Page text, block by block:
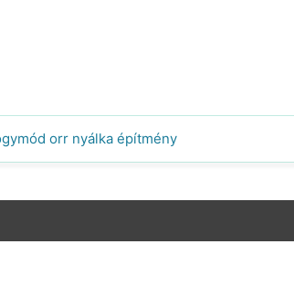
orr nyálka építmény